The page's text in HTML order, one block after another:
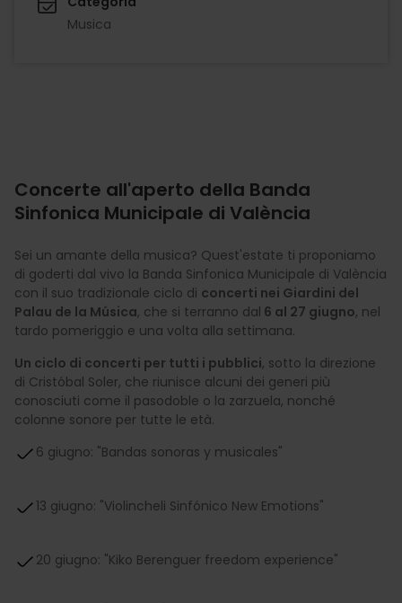
Musica
Concerte all'aperto della Banda
Sinfonica Municipale di València
Sei un amante della musica? Quest'estate ti proponiamo
di goderti dal vivo la Banda Sinfonica Municipale di València
con il suo tradizionale ciclo di concerti nei Giardini del
Palau de la Música, che si terranno dal 6 al 27 giugno, nel
tardo pomeriggio e una volta alla settimana.
Un ciclo di concerti per tutti i pubblici, sotto la direzione
di Cristóbal Soler, che riunisce alcuni dei generi più
conosciuti come il pasodoble o la zarzuela, nonché
colonne sonore per tutte le età.
6 giugno: "Bandas sonoras y musicales"
13 giugno: "Violincheli Sinfónico New Emotions"
20 giugno: "Kiko Berenguer freedom experience"